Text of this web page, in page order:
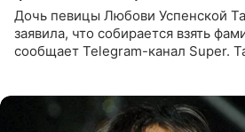
Дочь певицы Любови Успенской
заявила, что собирается взять
сообщает Telegram-канал Super.